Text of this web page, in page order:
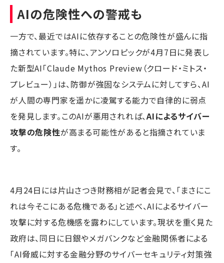
AIの危険性への警戒も
一方で、最近ではAIに依存することの危険性が盛んに指
摘されています。特に、アンソロピックが4月7日に発表し
た新型AI「Claude Mythos Preview（クロード・ミトス・
プレビュー）」は、防御が強固なシステムに対してすら、AI
が人間の専門家を遥かに凌駕する能力で自律的に弱点
を発見します。このAIが悪用されれば、AIによるサイバー
攻撃の危険性が高まる可能性があると指摘されていま
す。
4月24日には片山さつき財務相が記者会見で、「まさにこ
れは今そこにある危機である」と述べ、AIによるサイバー
攻撃に対する危機感を露わにしています。現状を重く見た
政府は、同日に日銀やメガバンクなど金融関係者による
「AI脅威に対する金融分野のサイバーセキュリティ対策強